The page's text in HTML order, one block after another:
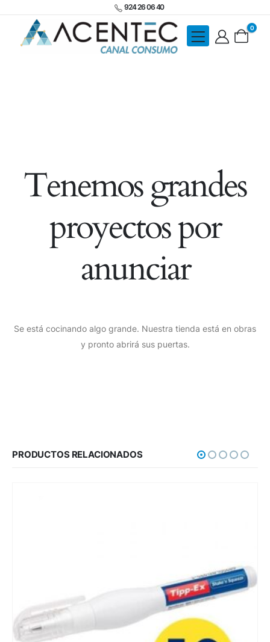
924 26 06 40
0
Tenemos grandes
proyectos por
anunciar
Se está cocinando algo grande. Nuestra tienda está en obras
y pronto abrirá sus puertas.
PRODUCTOS RELACIONADOS